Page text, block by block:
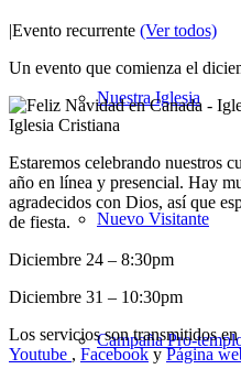
Nuestra Iglesia
Nuevo Visitante
Campaña Pro-
|Evento recurrente (Ver todos)
Un evento que comienza el
Estaremos celebrando nuestros
año en línea y presencial. Hay
agradecidos con Dios, así que
de fiesta.
Diciembre 24 – 8:30pm
Diciembre 31 – 10:30pm
Los servicios son transmitidos en
Youtube , FacebookyPágina